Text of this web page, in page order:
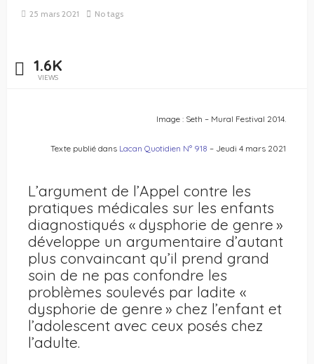
25 mars 2021 No tags
1.6K
VIEWS
Image : Seth – Mural Festival 2014.
Texte publié dans Lacan Quotidien N° 918 – Jeudi 4 mars 2021
L’argument de l’Appel contre les
pratiques médicales sur les enfants
diagnostiqués « dysphorie de genre »
développe un argumentaire d’autant
plus convaincant qu’il prend grand
soin de ne pas confondre les
problèmes soulevés par ladite «
dysphorie de genre » chez l’enfant et
l’adolescent avec ceux posés chez
l’adulte.